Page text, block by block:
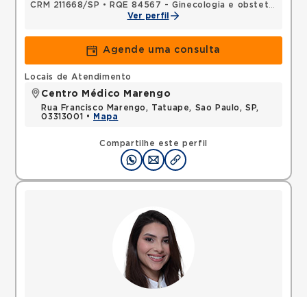
CRM 211668/SP •
RQE 84567 - Ginecologia e obstetrícia
Ver perfil
Agende uma consulta
Compartilhe este perfil
Locais de Atendimento
Centro Médico Marengo
Rua Francisco Marengo, Tatuape, Sao Paulo, SP,
03313001 •
Mapa